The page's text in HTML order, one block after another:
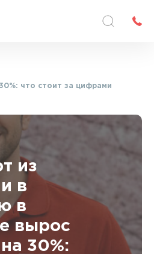
что стоит за цифрами
из
в
в
вырос
30%: